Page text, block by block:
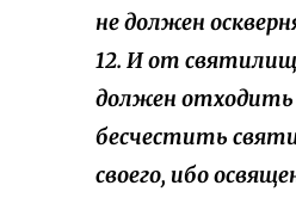
не должен
12. И от
должен отходить
бесчестить
своего, ибо